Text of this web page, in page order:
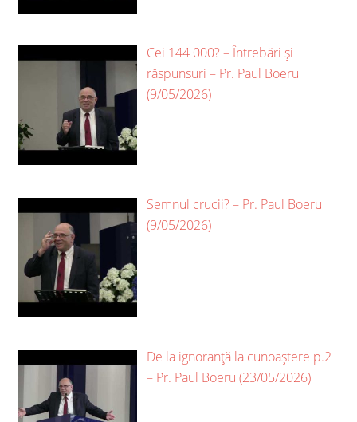
Cei 144 000? – Întrebări și
răspunsuri – Pr. Paul Boeru
(9/05/2026)
Semnul crucii? – Pr. Paul Boeru
(9/05/2026)
De la ignoranță la cunoaștere p.2
– Pr. Paul Boeru (23/05/2026)